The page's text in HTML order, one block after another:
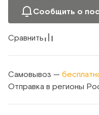
Сообщить о
Сравнить
Самовывоз —
Отправка в регионы